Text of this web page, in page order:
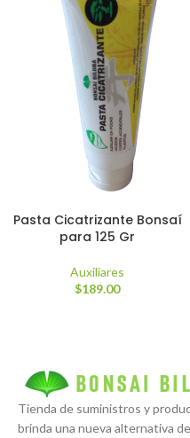
Pasta Cicatrizante Bonsaí
para 125 Gr
Auxiliares
$189.00
Tienda de suministros y
brinda una nueva alternativa